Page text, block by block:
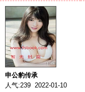
申公豹传承
人气:239 2022-01-10